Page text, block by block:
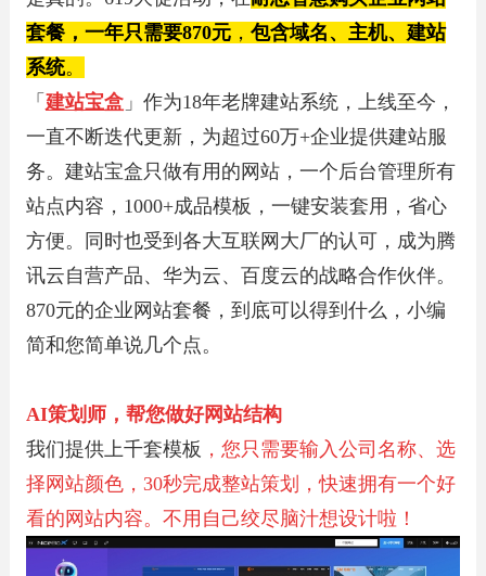
套餐，一年只需要870元， 包含域名、主机、建站
系统。
「 建站宝盒」作为18年老牌建站系统，上线至今，
一直不断迭代更新，为超过60万+企业提供建站服
务。建站宝盒只做有用的网站，一个后台管理所有
站点内容，1000+成品模板，一键安装套用，省心
方便。同时也受到各大互联网大厂的认可，成为腾
讯云自营产品、华为云、百度云的战略合作伙伴。
870元的企业网站套餐，到底可以得到什么，小编
简和您简单说几个点。
AI策划师，帮您做好网站结构
我们提供上千套模板 ，您只需要输入公司名称、选
择网站颜色，30秒完成整站策划，快速拥有一个好
看的网站内容。不用自己绞尽脑汁想设计啦！